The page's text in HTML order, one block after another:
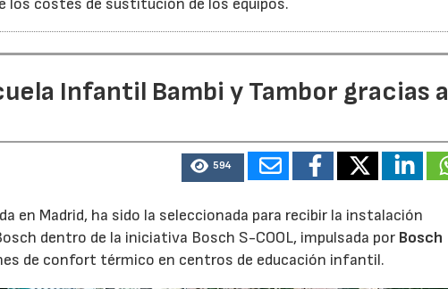
los costes de sustitución de los equipos.
Infantil Bambi y Tambor gracias a
594
en Madrid, ha sido la seleccionada para recibir la instalación
dentro de la iniciativa Bosch S-COOL, impulsada por Bosch
de confort térmico en centros de educación infantil.